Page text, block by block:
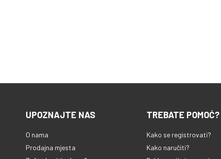
UPOZNAJTE NAS
O nama
Prodajna mjesta
TREBATE POMOĆ?
Kako se registrovati?
Kako naručiti?